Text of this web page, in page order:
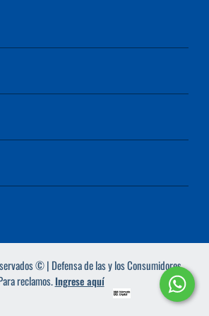
© | Defensa de las y los Consumidores.
reclamos.Ingrese aquí